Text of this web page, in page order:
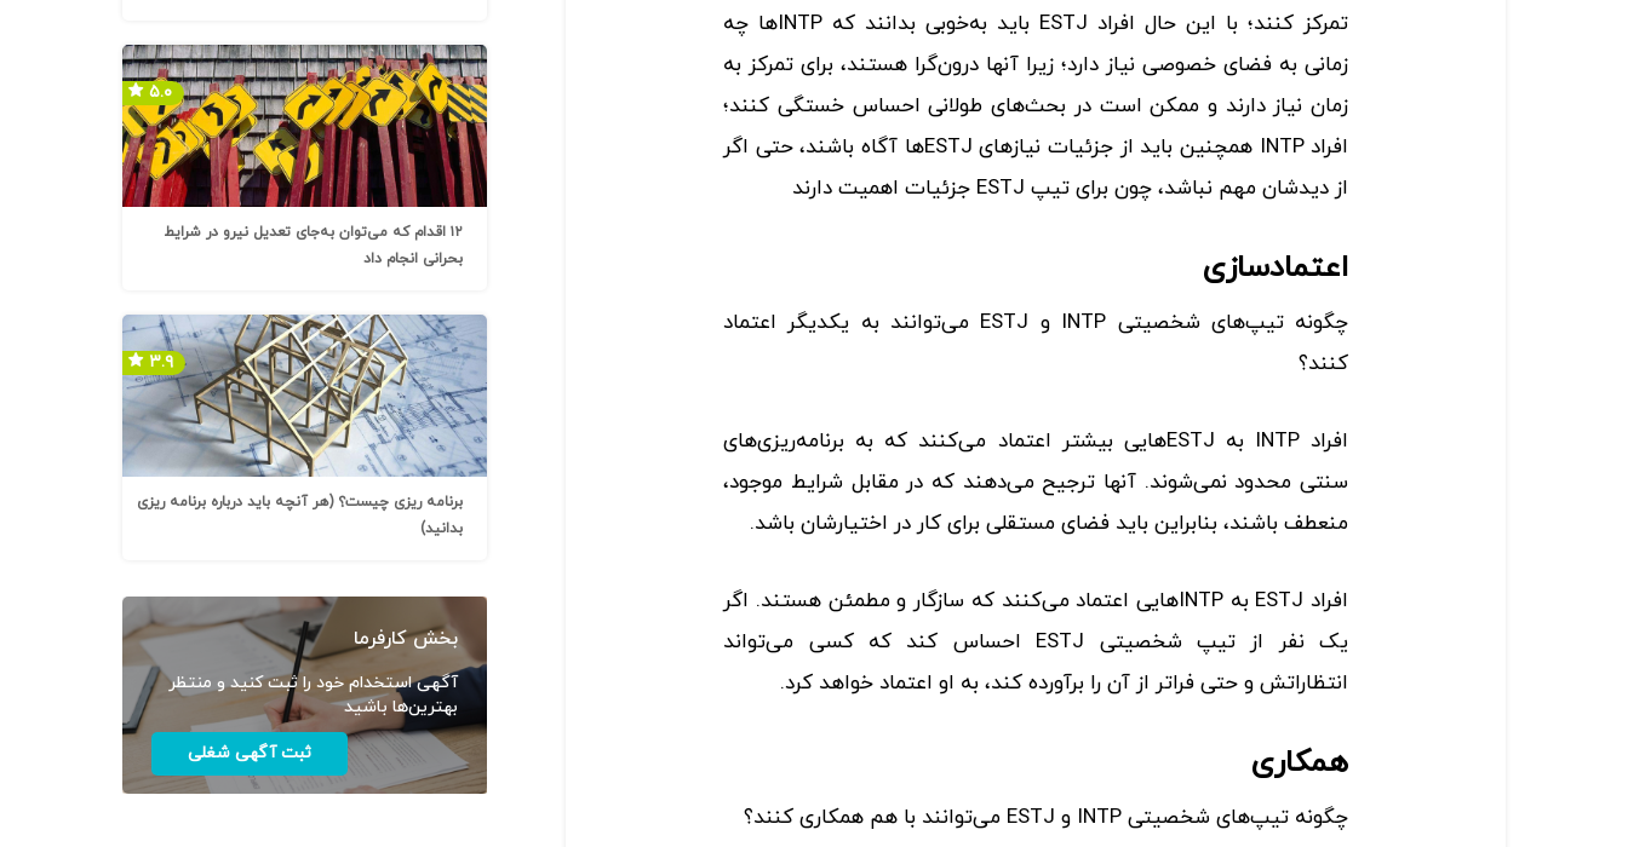
تمرکز کنند؛ با این حال افراد ESTJ‌ باید به‌خوبی بدانند که INTPها چه
زمانی به فضای خصوصی نیاز دارد؛ زیرا آنها درون‌گرا هستند، برای تمرکز به
زمان نیاز دارند و ممکن است در بحث‌های طولانی احساس خستگی کنند؛‌
افراد INTP همچنین باید از جزئیات نیازهای ESTJ‌ها آگاه باشند، حتی اگر
از دیدشان مهم نباشد، چون برای تیپ ESTJ جزئیات اهمیت دارند
اعتمادسازی
چگونه تیپ‌های شخصیتی INTP و ESTJ می‌توانند به یکدیگر اعتماد
کنند؟
افراد INTP به ESTJهایی بیشتر اعتماد می‌کنند که به برنامه‌ریزی‌های
سنتی محدود نمی‌شوند. آنها ترجیح می‌دهند که در مقابل شرایط موجود،
منعطف باشند، بنابراین باید فضای مستقلی برای کار در اختیارشان باشد.
افراد ESTJ‌ به INTP‌هایی اعتماد می‌کنند که سازگار و مطمئن هستند. اگر
یک نفر از تیپ شخصیتی ESTJ احساس کند که کسی می‌تواند
انتظاراتش و حتی فراتر از آن را برآورده کند، به او اعتماد خواهد کرد.
همکاری
چگونه تیپ‌های شخصیتی INTP و ESTJ می‌توانند با هم همکاری کنند؟
۱۲ اقدام که می‌توان به‌جای تعدیل نیرو در شرایط
بحرانی انجام داد
۵.۰
برنامه ریزی چیست؟ (هر آنچه باید درباره برنامه ریزی
بدانید)
۳.۹
بخش کارفرما
آگهی استخدام خود را ثبت کنید و منتظر
بهترین‌ها باشید
ثبت آگهی شغلی